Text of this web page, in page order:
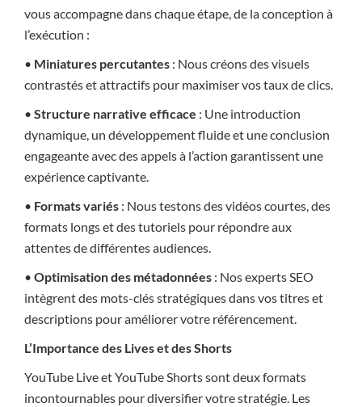
vous accompagne dans chaque étape, de la conception à
l’exécution :
• Miniatures percutantes : Nous créons des visuels
contrastés et attractifs pour maximiser vos taux de clics.
• Structure narrative efficace : Une introduction
dynamique, un développement fluide et une conclusion
engageante avec des appels à l’action garantissent une
expérience captivante.
• Formats variés : Nous testons des vidéos courtes, des
formats longs et des tutoriels pour répondre aux
attentes de différentes audiences.
• Optimisation des métadonnées : Nos experts SEO
intègrent des mots-clés stratégiques dans vos titres et
descriptions pour améliorer votre référencement.
L’Importance des Lives et des Shorts
YouTube Live et YouTube Shorts sont deux formats
incontournables pour diversifier votre stratégie. Les